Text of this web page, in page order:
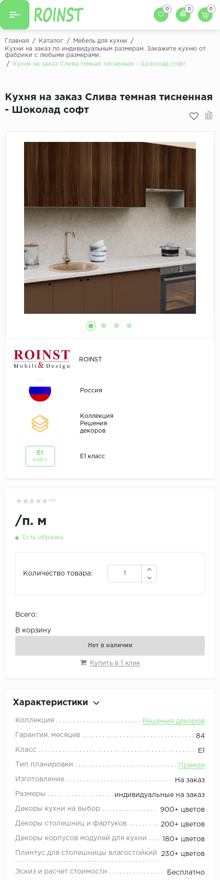
Назад
Кухни на заказ
Мойки для кухни
Декоры столешниц
0 0 0
Главная / Каталог / Мебель для кухни
/
Кухни на заказ по индивидуальным размерам. Закажите кухню от
фабрики с любыми размерами.
/
Кухня на заказ Слива темная тисненная - Шоколад софт
Кухня на заказ Слива темная тисненная
- Шоколад софт
ROINST
Россия
Коллекция
Решения
декоров
Е1
класс
Е1 класс
( 0 )
/п. м
Есть образец
Количество товара:
Всего:
В корзину
Нет в наличии
Купить в 1 клик
Характеристики
Коллекция Решения декоров
Гарантия, месяцев 84
Класс Е1
Тип планировки Прямая
Изготовление На заказ
Размеры индивидуальные на заказ
Декоры кухни на выбор 900+ цветов
Декоры столешниц и фартуков 200+ цветов
Декоры корпусов модулей для кухни 180+ цветов
Плинтус для столешницы влагостойкий 230+ цветов
Эскиз и расчет стоимости Бесплатно